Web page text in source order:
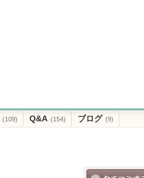
(109) Q&A (154) ブログ (9)